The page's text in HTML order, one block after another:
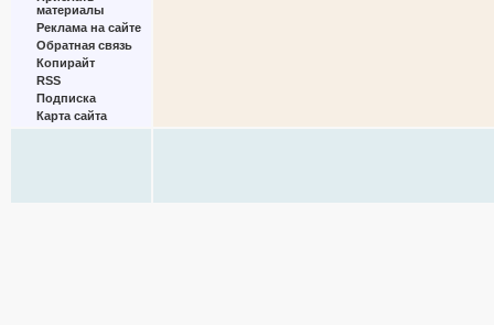
материалы
Реклама на сайте
Обратная связь
Копирайт
RSS
Подписка
Карта сайта